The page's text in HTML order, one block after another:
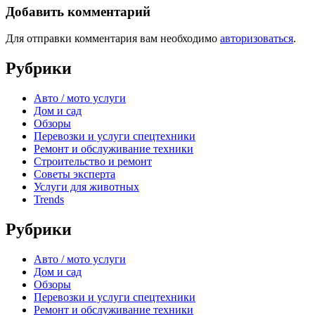
Добавить комментарий
Для отправки комментария вам необходимо авторизоваться.
Рубрики
Авто / мото услуги
Дом и сад
Обзоры
Перевозки и услуги спецтехники
Ремонт и обслуживание техники
Строительство и ремонт
Советы эксперта
Услуги для животных
Trends
Рубрики
Авто / мото услуги
Дом и сад
Обзоры
Перевозки и услуги спецтехники
Ремонт и обслуживание техники